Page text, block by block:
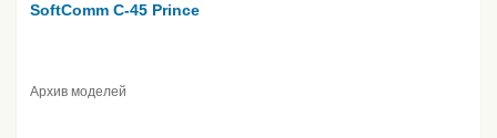
SoftComm C-45 Prince
Архив моделей